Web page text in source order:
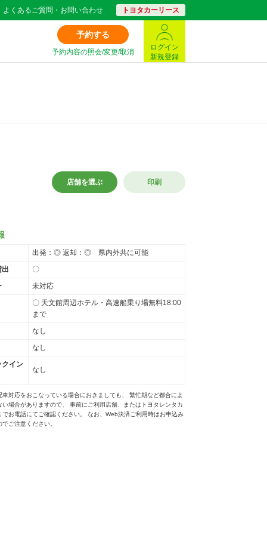
よくあるご質問・お問い合わせ トヨタカーリース
予約する
予約内容の照会/変更/取消
ログイン
新規登録
店舗を選ぶ 印刷
出発：◎ 返却：◎ 県内外共に可能
出
〇
未対応
〇 天文館周辺ホテル・高速船乗り場無料18:00
まで
なし
なし
クイン
なし
対応をおこなっている場合におきましても、 繁忙期など都合によ
い場合がありますので、 事前にご利用店舗、またはトヨタレンタカ
でお電話にてご確認ください。 なお、Web決済ご利用時はお申込み
ご注意ください。